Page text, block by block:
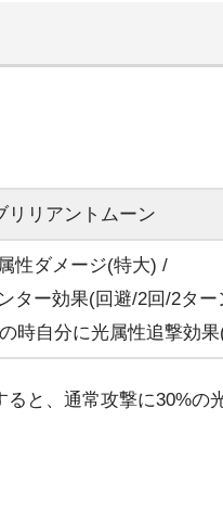
リリアントムーン
性ダメージ(特大) /
ター効果(回避/2回/2ター
時自分に光属性追撃効果
と、通常攻撃に30%の